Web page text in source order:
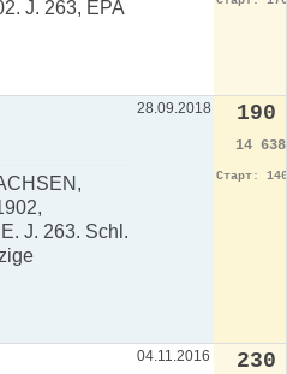
J. 263, EPA
J. 263. Schl.
28.09.2018 190
14
Старт:
04.11.2016 230